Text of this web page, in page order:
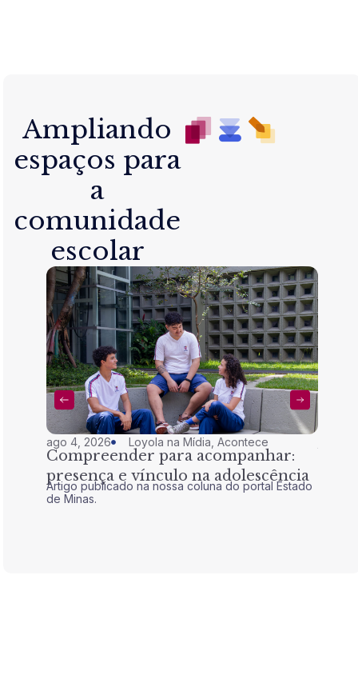
Ampliando
espaços para
a
comunidade
escolar
ago 4, 2026 Loyola na Mídia ,Acontece
Compreender para acompanhar:
presença e vínculo na adolescência
Artigo publicado na nossa coluna do portal Estado
de Minas.